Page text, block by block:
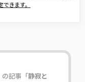
きます。
の記事「静寂と